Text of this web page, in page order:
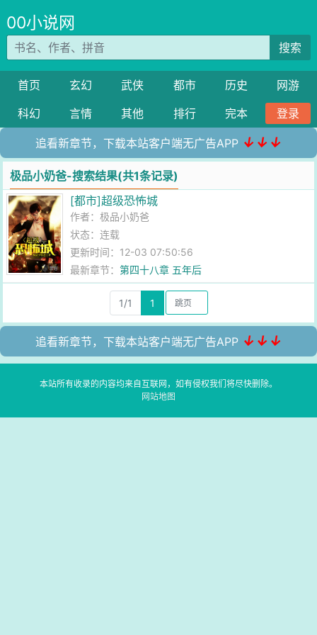
00小说网
搜索
首页 玄幻 武侠 都市 历史
网游
科幻
言情 其他 排行 完本 登录
追看新章节，下载本站客户端无广告APP ↓↓↓
极品小奶爸-搜索结果(共1条记录)
[都市]超级恐怖城
作者：极品小奶爸
状态：连载
更新时间：12-03 07:50:56
最新章节：第四十八章 五年后
1/1 1
追看新章节，下载本站客户端无广告APP ↓↓↓
本站所有收录的内容均来自互联网，如有侵权我们将尽快删除。
网站地图